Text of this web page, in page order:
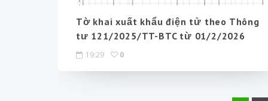
Tờ khai xuất khẩu điện tử theo Thông
tư 121/2025/TT-BTC từ 01/2/2026
19:29 0